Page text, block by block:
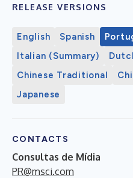
RELEASE VERSIONS
English Spanish
Italian (Summary)
Chinese Traditional
Japanese
CONTACTS
Consultas de Mídia
PR@msci.com